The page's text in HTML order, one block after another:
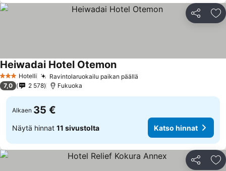
Jaa
3 Tähtiluokitus
Hotelli Ravintolaruokailu paikan päällä
Heiwadai Hotel Otemon
7,0 2 578 Fukuoka
Alkaen 35 €
Näytä hinnat 11 sivustolta Katso hinnat
Jaa